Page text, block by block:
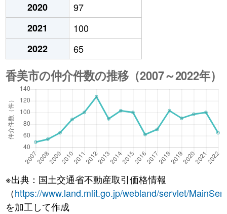
2020
97
2021
100
2022
65
※出典：国土交通省不動産取引価格情報
（https://www.land.mlit.go.jp/webland/servlet/
を加工して作成